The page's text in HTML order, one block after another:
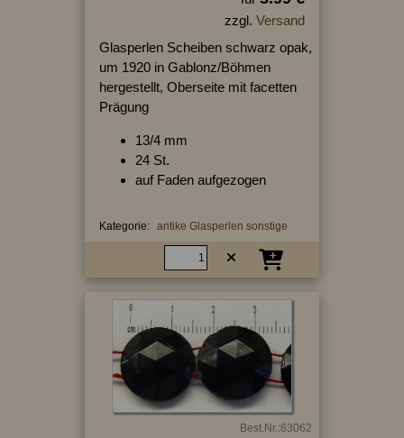
zzgl. Versand
Glasperlen Scheiben schwarz opak,
um 1920 in Gablonz/Böhmen
hergestellt, Oberseite mit facetten
Prägung
13/4 mm
24 St.
auf Faden aufgezogen
Kategorie: antike Glasperlen sonstige
Best.Nr.:63062